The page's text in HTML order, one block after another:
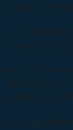
討を進めていく予
しかし、移行作業
えるものではありま
例えば、古いデー
性が挙げられます
また、現在の環境